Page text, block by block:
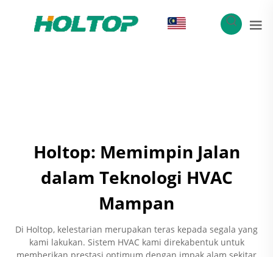
Holtop: Memimpin Jalan
dalam Teknologi HVAC
Mampan
Di Holtop, kelestarian merupakan teras kepada segala yang
kami lakukan. Sistem HVAC kami direkabentuk untuk